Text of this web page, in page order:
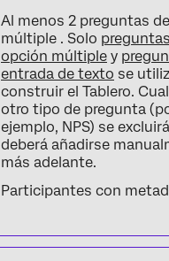
Al menos 2 preguntas
múltiple . Solo
opción múltiple y
entrada de texto se
construir el Tablero.
otro tipo de pregunta
ejemplo, NPS) se
deberá añadirse
más adelante.
Participantes con